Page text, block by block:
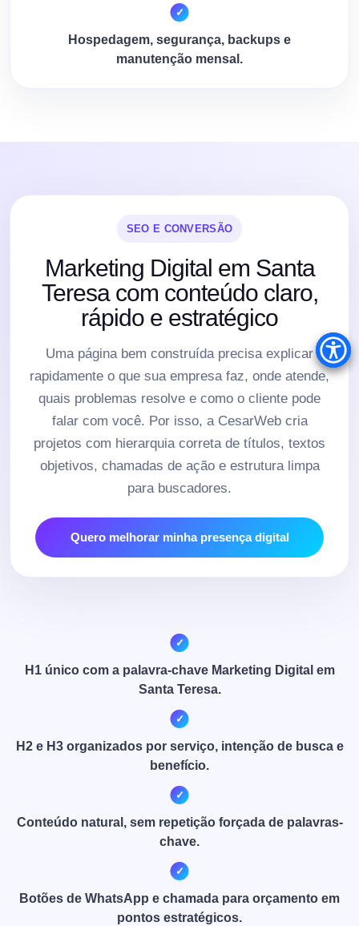
Hospedagem, segurança, backups e
manutenção mensal.
SEO E CONVERSÃO
Marketing Digital em Santa
Teresa com conteúdo claro,
rápido e estratégico
Uma página bem construída precisa explicar
rapidamente o que sua empresa faz, onde atende,
quais problemas resolve e como o cliente pode
falar com você. Por isso, a CesarWeb cria
projetos com hierarquia correta de títulos, textos
objetivos, chamadas de ação e estrutura limpa
para buscadores.
Quero melhorar minha presença digital
H1 único com a palavra-chave Marketing Digital em
Santa Teresa.
H2 e H3 organizados por serviço, intenção de busca e
benefício.
Conteúdo natural, sem repetição forçada de palavras-
chave.
Botões de WhatsApp e chamada para orçamento em
pontos estratégicos.